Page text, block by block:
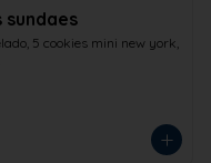
sundaes
5 cookies mini new york,